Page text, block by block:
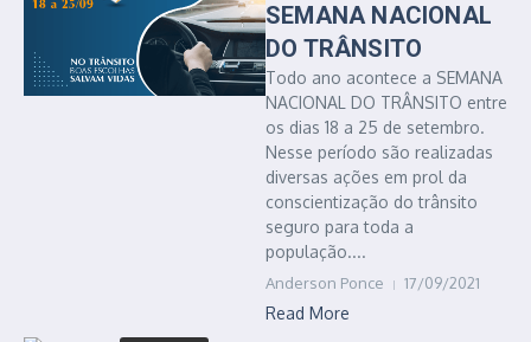
SEMANA NACIONAL
DO TRÂNSITO
Todo ano acontece a SEMANA
NACIONAL DO TRÂNSITO entre
os dias 18 a 25 de setembro.
Nesse período são realizadas
diversas ações em prol da
conscientização do trânsito
seguro para toda a
população....
Anderson Ponce 17/09/2021
Read More